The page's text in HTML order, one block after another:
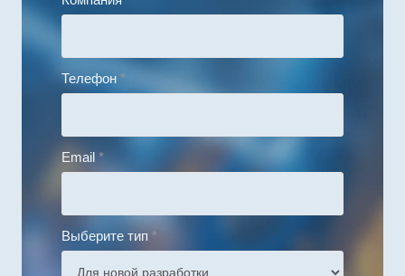
Телефон *
Email *
Выберите тип *